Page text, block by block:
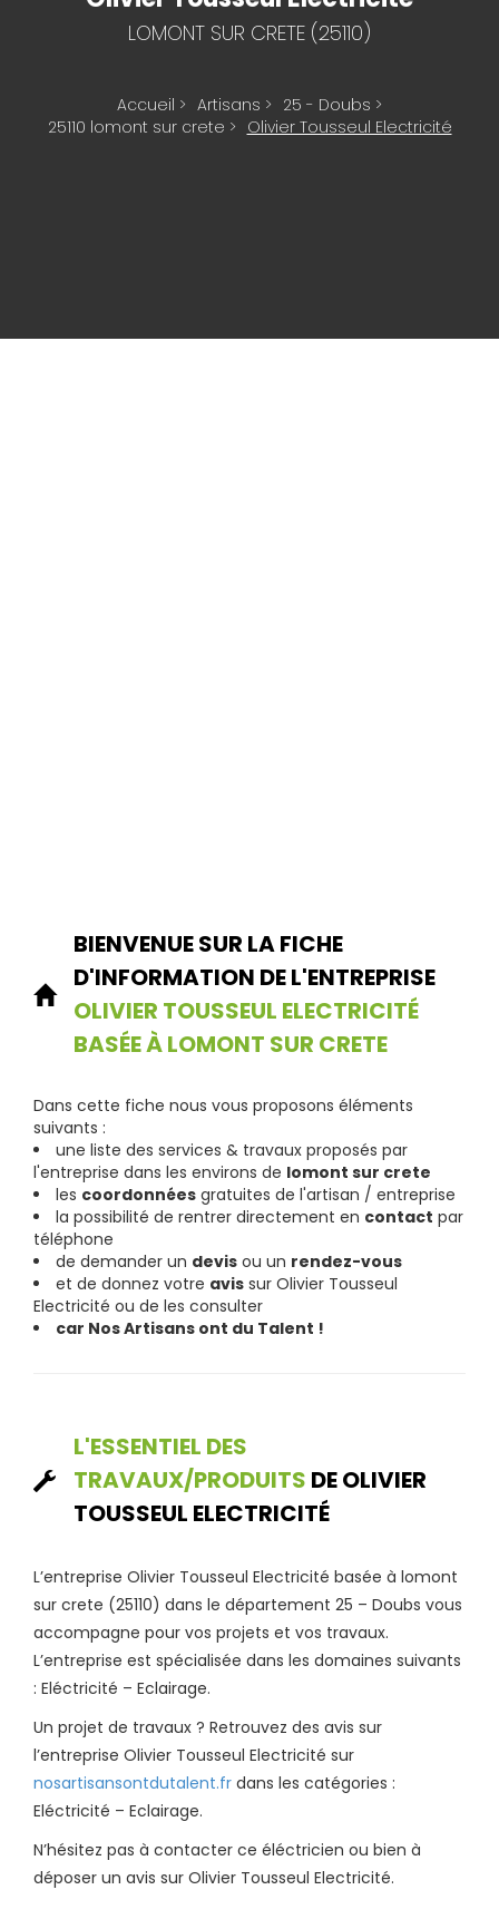
LOMONT SUR CRETE (25110)
Accueil > Artisans > 25 - Doubs >
25110 lomont sur crete > Olivier Tousseul Electricité
BIENVENUE SUR LA FICHE
D'INFORMATION DE L'ENTREPRISE
OLIVIER TOUSSEUL ELECTRICITÉ
BASÉE À LOMONT SUR CRETE
Dans cette fiche nous vous proposons éléments
suivants :
une liste des services & travaux proposés par
l'entreprise dans les environs de lomont sur crete
les coordonnées gratuites de l'artisan / entreprise
la possibilité de rentrer directement en contact par
téléphone
de demander un devis ou un rendez-vous
et de donnez votre avis sur Olivier Tousseul
Electricité ou de les consulter
car Nos Artisans ont du Talent !
L'ESSENTIEL DES
TRAVAUX/PRODUITS DE OLIVIER
TOUSSEUL ELECTRICITÉ
L’entreprise Olivier Tousseul Electricité basée à lomont
sur crete (25110) dans le département 25 – Doubs vous
accompagne pour vos projets et vos travaux.
L’entreprise est spécialisée dans les domaines suivants
: Eléctricité – Eclairage.
Un projet de travaux ? Retrouvez des avis sur
l’entreprise Olivier Tousseul Electricité sur
nosartisansontdutalent.fr dans les catégories :
Eléctricité – Eclairage.
N’hésitez pas à contacter ce éléctricien ou bien à
déposer un avis sur Olivier Tousseul Electricité.